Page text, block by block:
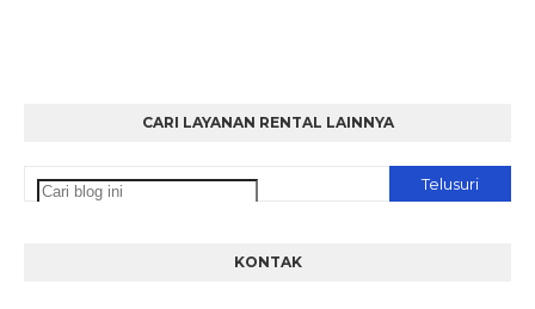
CARI LAYANAN RENTAL LAINNYA
KONTAK